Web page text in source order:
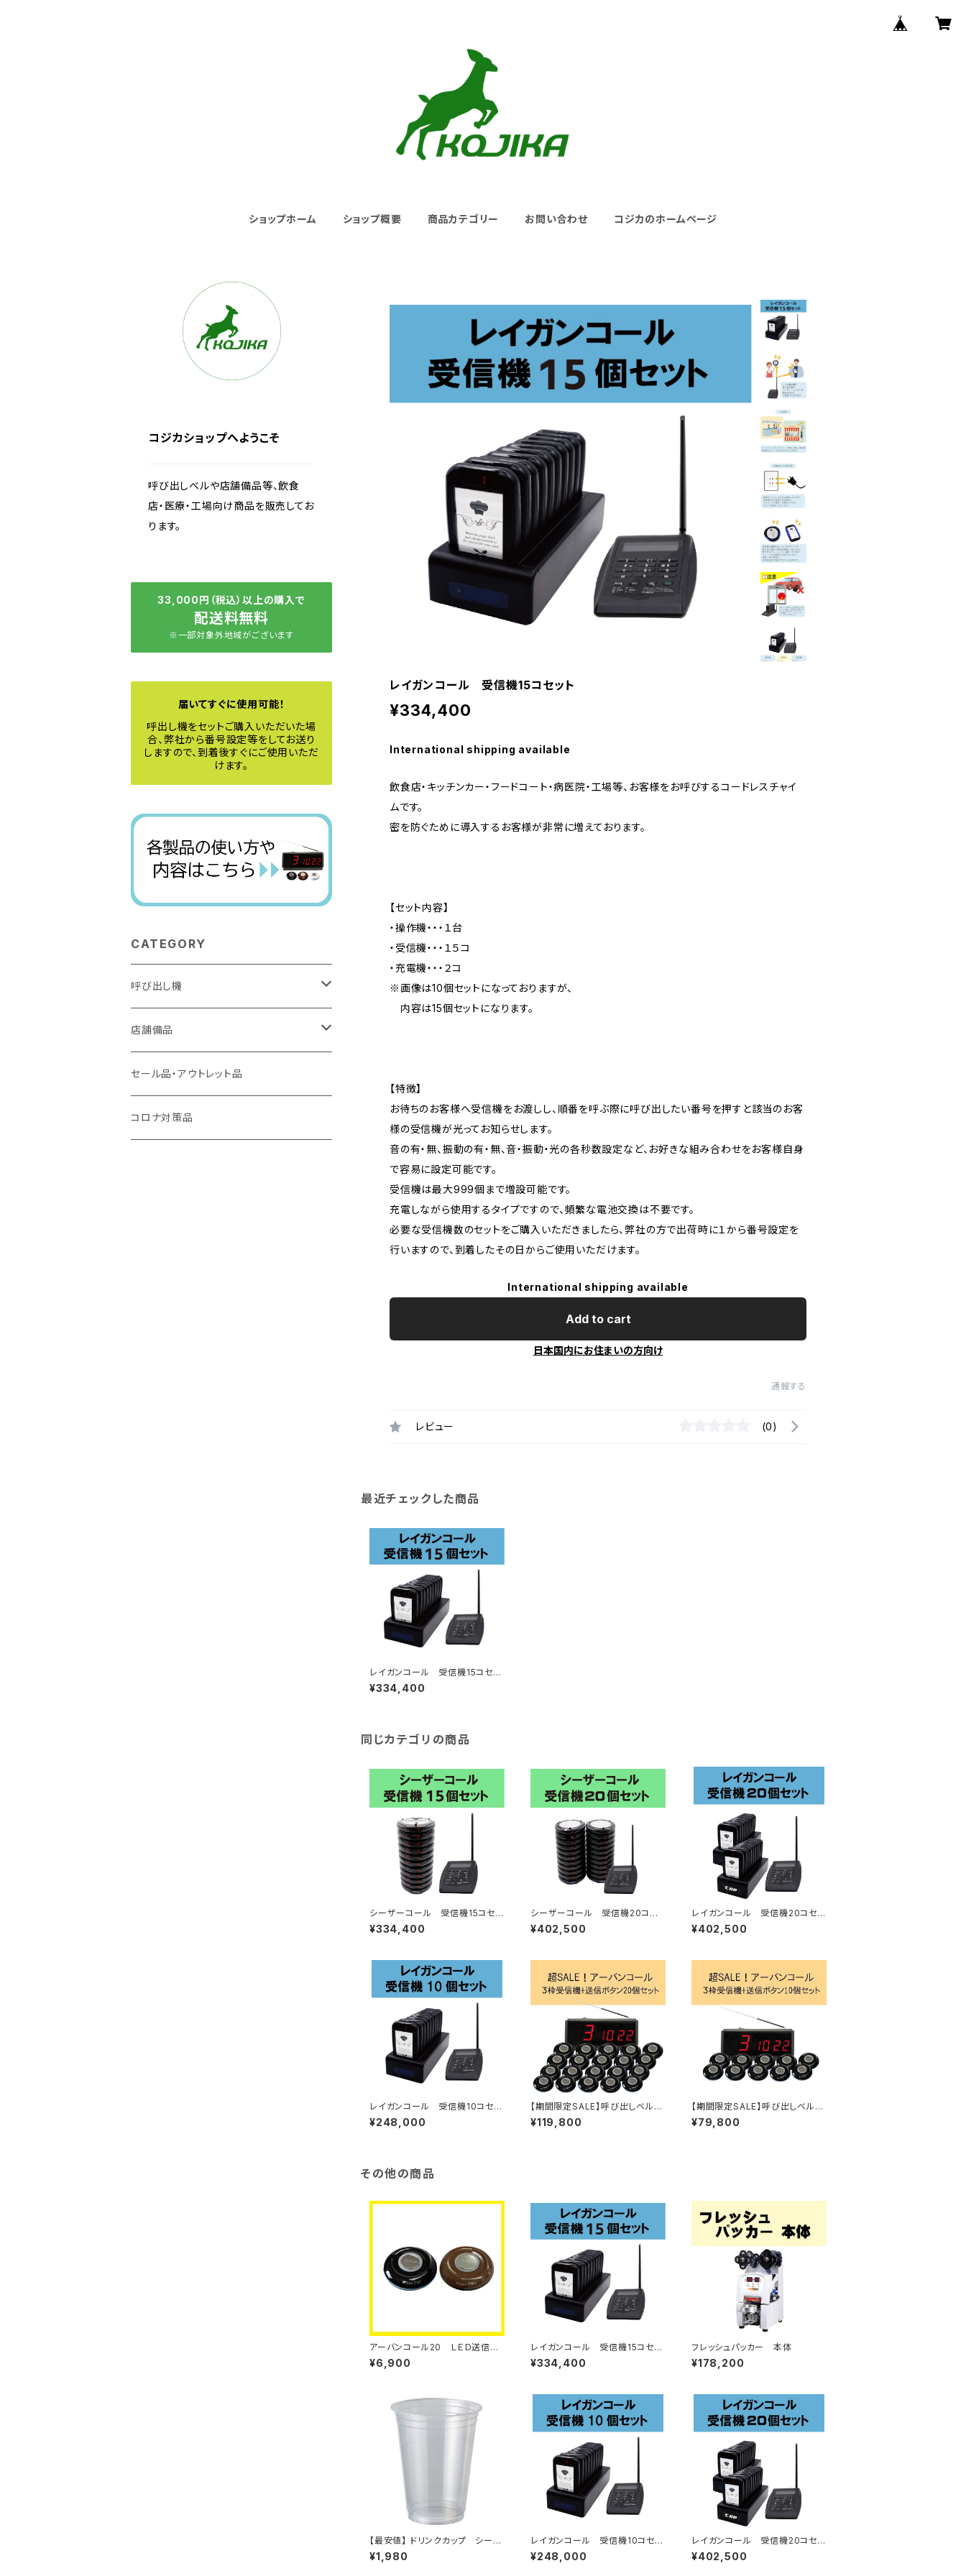
ショップホーム ショップ概要 商品カテゴリー お問い合わせ コジカのホームページ
レイガンコール 受信機15コセット
¥334,400
International shipping available
飲食店・キッチンカー・フードコート・病医院・工場等、お客様をお呼びするコードレスチャイ
ムです。
密を防ぐために導入するお客様が非常に増えております。
【セット内容】
・操作機・・・１台
・受信機・・・１５コ
・充電機・・・２コ
※画像は10個セットになっておりますが、
内容は15個セットになります。
【特徴】
お待ちのお客様へ受信機をお渡しし、順番を呼ぶ際に呼び出したい番号を押すと該当のお客
様の受信機が光ってお知らせします。
音の有・無、振動の有・無、音・振動・光の各秒数設定など、お好きな組み合わせをお客様自身
で容易に設定可能です。
受信機は最大999個まで増設可能です。
充電しながら使用するタイプですので、頻繁な電池交換は不要です。
必要な受信機数のセットをご購入いただきましたら、弊社の方で出荷時に１から番号設定を
行いますので、到着したその日からご使用いただけます。
International shipping available
Add to cart
日本国内にお住まいの方向け
通報する
レビュー (0)
最近チェックした商品
レイガンコール 受信機15コセッ
ト
¥334,400
同じカテゴリの商品
シーザーコール 受信機15コセッ
ト
¥334,400
シーザーコール 受信機20コセッ
ト
¥402,500
レイガンコール 受信機20コセッ
ト
¥402,500
レイガンコール 受信機10コセッ
ト
¥248,000
【期間限定SALE】呼び出しベル
アーバンコール20 送信ボタン2
0個セット
¥119,800
【期間限定SALE】呼び出しベル
アーバンコール20 送信ボタン1
0個セット
¥79,800
その他の商品
アーバンコール20 ＬＥＤ送信ボ
タン【単品】
¥6,900
レイガンコール 受信機15コセッ
ト
¥334,400
フレッシュパッカー 本体
¥178,200
【最安値】 ドリンクカップ シーラ
ー対応 炭酸・タピオカフィルムＯ
Ｋ ＰＰ素材 １００個入り
¥1,980
レイガンコール 受信機10コセッ
ト
¥248,000
レイガンコール 受信機20コセッ
ト
¥402,500
コジカショップへようこそ
呼び出しベルや店舗備品等、飲食
店・医療・工場向け商品を販売してお
ります。
33,000円（税込）以上の購入で
配送料無料
※一部対象外地域がございます
届いてすぐに使用可能！
呼出し機をセットご購入いただいた場
合、弊社から番号設定等をしてお送り
しますので、到着後すぐにご使用いただ
けます。
CATEGORY
呼び出し機
アーバンコール20
シーザーコール＆レイガンコール
コールギア
店舗備品
傘袋装着機 無滴くん
フレッシュパッカー
セール品・アウトレット品
コロナ対策品